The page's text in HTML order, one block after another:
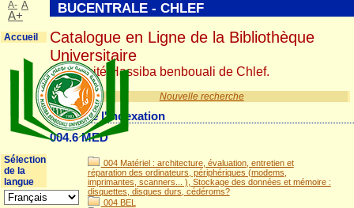
Nouvelle recherche
Détail de l'indexation
004.6 MED
004 Matériel : architecture, évaluation, entretien et
réparation des ordinateurs, périphériques (modems,
imprimantes, scanners... ), Stockage des données et mémoire :
disquettes, disques durs, cédéroms?
004 BEL
BUCENTRALE - CHLEF
Catalogue en Ligne de la Bibliothèque
Universitaire
Université Hassiba benbouali de Chlef.
A- A
A+
Accueil
Sélection
de la
langue